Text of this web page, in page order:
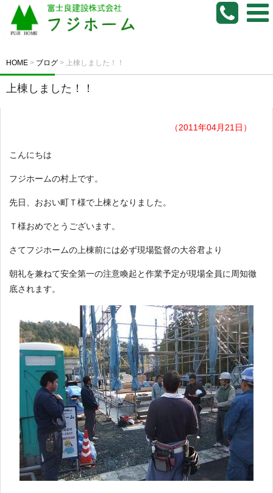
HOME > ブログ > 上棟しました！！
上棟しました！！
（2011年04月21日）
こんにちは
フジホームの村上です。
先日、おおい町Ｔ様で上棟となりました。
Ｔ様おめでとうございます。
さてフジホームの上棟前には必ず現場監督の大谷君より
朝礼を兼ねて安全第一の注意喚起と作業予定が現場全員に周知徹
底されます。